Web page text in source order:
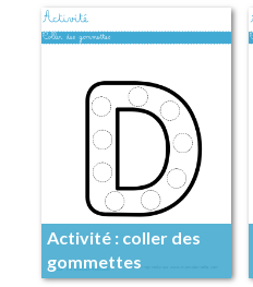
Activité : coller des
gommettes